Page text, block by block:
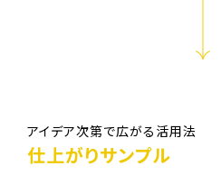
アイデア次第で広がる活用法
仕上がりサンプル